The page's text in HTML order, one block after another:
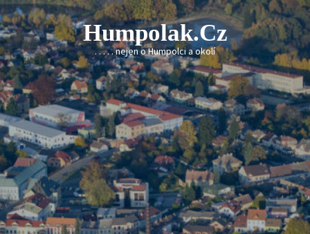
Skip
to
content
Humpolak.cz
. . . . . nejen o Humpolci a okolí